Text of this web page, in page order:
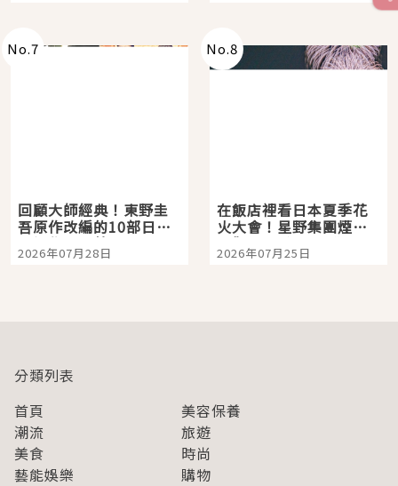
No.7
回顧大師經典！東野圭
吾原作改編的10部日本
影視作品推薦
2026年07月28日
No.8
在飯店裡看日本夏季花
火大會！星野集團煙火
景觀飯店6選，讓你不用
人擠人悠閒欣賞
2026年07月25日
分類列表
首頁
美容保養
潮流
旅遊
美食
時尚
藝能娛樂
購物